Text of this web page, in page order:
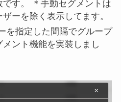
です。 ＊手動セグメントは
ーを除く表示してます。
を指定した間隔でグループ
ント機能を実装しまし